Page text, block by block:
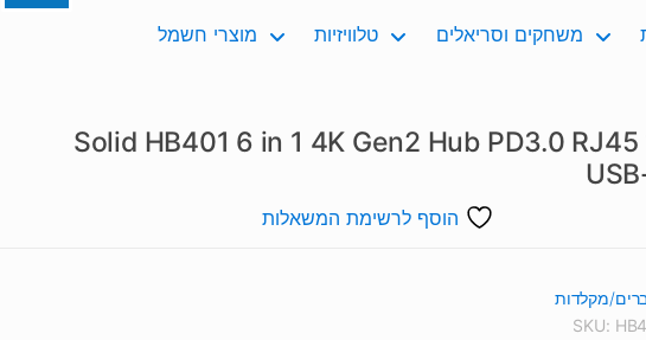
משחקים וסריאלים טלוויזיות מוצרי חשמל
תחנת עגינה Solid HB401 6 in 1 4K Gen2 Hub PD3.0 RJ45
הוסף לרשימת המשאלות
מקלדות
SKU: